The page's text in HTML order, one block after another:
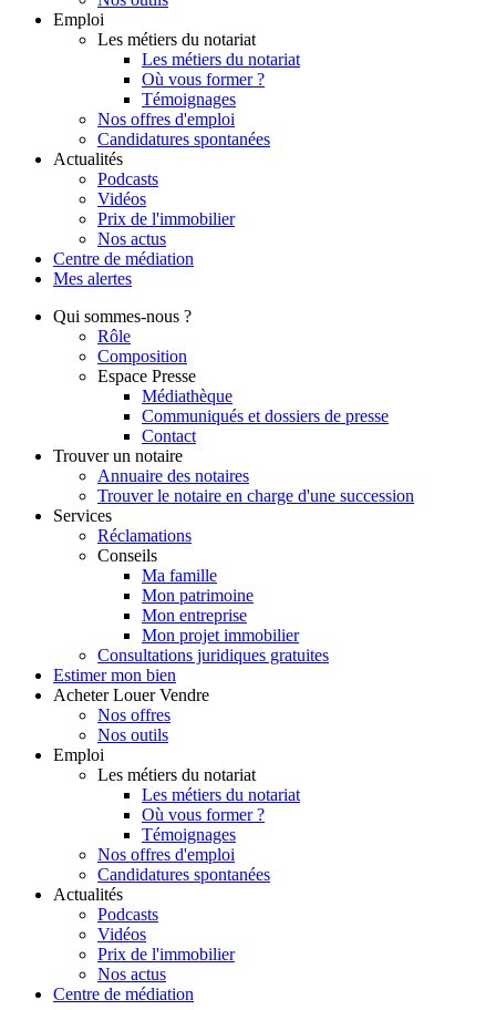
Emploi
Les métiers du notariat
Les métiers du notariat
Où vous former ?
Témoignages
Nos offres d'emploi
Candidatures spontanées
Actualités
Podcasts
Vidéos
Prix de l'immobilier
Nos actus
Centre de médiation
Mes alertes
Qui sommes-nous ?
Rôle
Composition
Espace Presse
Médiathèque
Communiqués et dossiers de presse
Contact
Trouver un notaire
Annuaire des notaires
Trouver le notaire en charge d'une succession
Services
Réclamations
Conseils
Ma famille
Mon patrimoine
Mon entreprise
Mon projet immobilier
Consultations juridiques gratuites
Estimer mon bien
Acheter Louer Vendre
Nos offres
Nos outils
Emploi
Les métiers du notariat
Les métiers du notariat
Où vous former ?
Témoignages
Nos offres d'emploi
Candidatures spontanées
Actualités
Podcasts
Vidéos
Prix de l'immobilier
Nos actus
Centre de médiation